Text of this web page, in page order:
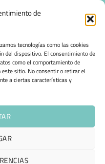
de
tecnologías como las cookies
del dispositivo. El consentimiento de
como el comportamiento de
sitio. No consentir o retirar el
a ciertas características y
Online
POLÍTICA DE COOKIES (UE)